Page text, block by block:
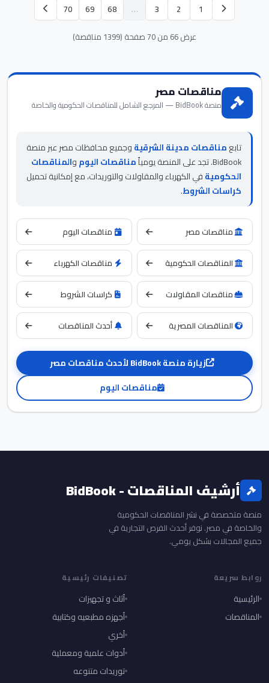
1
2
3
…
68
69
70
عرض 66 من 70 صفحة (1399 مناقصة)
مناقصات مصر
منصة BidBook — المرجع الشامل للمناقصات الحكومية والخاصة
تابعمناقصات مدينة الشرقيةوجميع محافظات مصر عبر منصة
BidBook. تجد على المنصة يومياً
مناقصات اليوموالمناقصات
الحكوميةفي الكهرباء والمقاولات والتوريدات، مع إمكانية تحميل
كراسات الشروط.
مناقصات مصر مناقصات اليوم
المناقصات الحكومية مناقصات الكهرباء
مناقصات المقاولات كراسات الشروط
المناقصات المصرية أحدث المناقصات
زيارة منصة BidBook لأحدث مناقصات مصر
مناقصات اليوم
أرشيف المناقصات - BidBook
منصة متخصصة في نشر المناقصات الحكومية
والخاصة في مصر. نوفر أحدث الفرص التجارية في
جميع المجالات بشكل يومي.
روابط سريعة
الرئيسية
المناقصات
تصنيفات رئيسية
أثاث و تجهيزات
أجهزه مطبعيه وكتابية
أخري
أدوات علمية ومعملية
توريدات متنوعه